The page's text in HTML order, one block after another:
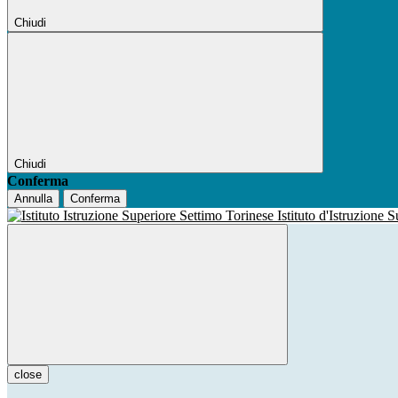
Chiudi
Chiudi
Conferma
Annulla Conferma
Istituto d'Istruzione
close